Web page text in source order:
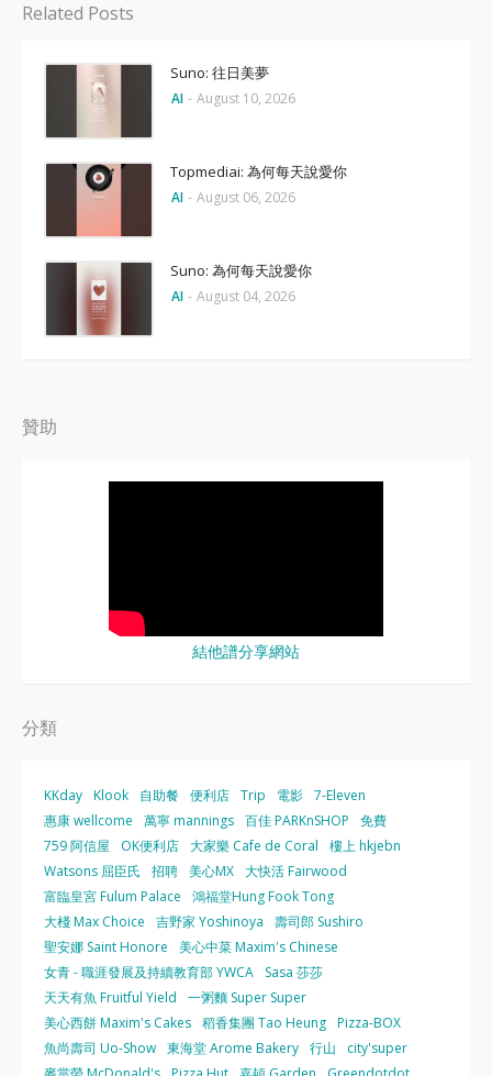
Related Posts
Suno: 往日美夢
AI - August 10, 2026
Topmediai: 為何每天說愛你
AI - August 06, 2026
Suno: 為何每天說愛你
AI - August 04, 2026
贊助
結他譜分享網站
分類
KKday Klook 自助餐 便利店 Trip 電影 7-Eleven
惠康 wellcome
萬寧 mannings 百佳 PARKnSHOP
免費
759 阿信屋
OK便利店 大家樂 Cafe de Coral
樓上 hkjebn
Watsons 屈臣氏
招聘 美心MX 大快活 Fairwood
富臨皇宮 Fulum Palace
鴻福堂Hung Fook Tong
大棧 Max Choice
吉野家 Yoshinoya
壽司郎 Sushiro
聖安娜 Saint Honore
美心中菜 Maxim's Chinese
女青 - 職涯發展及持續教育部 YWCA
Sasa 莎莎
天天有魚 Fruitful Yield
一粥麵 Super Super
美心西餅 Maxim's Cakes 稻香集團 Tao Heung Pizza-BOX
魚尚壽司 Uo-Show 東海堂 Arome Bakery 行山
city'super